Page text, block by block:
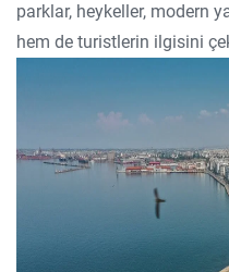
parklar, heykeller, modern
hem de turistlerin ilgisini